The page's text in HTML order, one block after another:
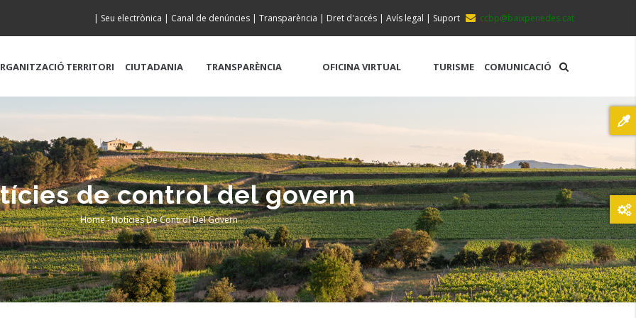
ccbp@baixpenedes.cat
| Seu electrònica | Canal de denúncies | Transparència | Dret d'accés | Avís legal | Suport
TERRITORI CIUTADANIA TRANSPARÈNCIA OFICINA VIRTUAL TURISME COMUNICACIÓ
de control del govern
Breadcrumb
Home-Notícies De Control Del Govern